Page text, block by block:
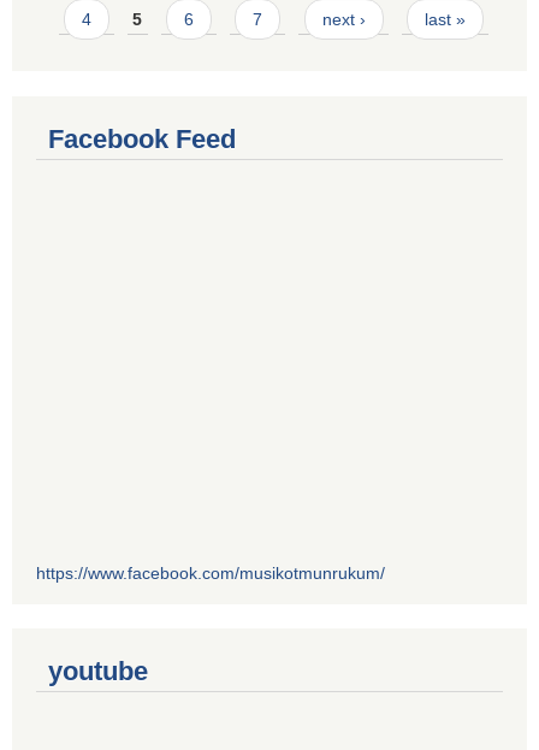
4 5 6 7 next › last »
Facebook Feed
https://www.facebook.com/musikotmunrukum/
youtube